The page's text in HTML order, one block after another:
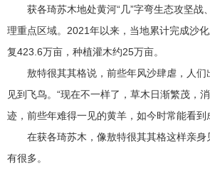
获各琦苏木地处黄河“几”字弯生态攻坚战
理重点区域。2021年以来，当地累计完成沙
复423.6万亩，种植灌木约25万亩。
敖特很其其格说，前些年风沙肆虐，人们
见到飞鸟。“现在不一样了，草木日渐繁茂，
迹，前些年难得一见的黄羊，如今时常能看到
在获各琦苏木，像敖特很其其格这样亲身
有很多。